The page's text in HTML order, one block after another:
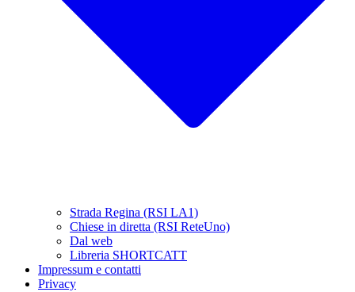
Strada Regina (RSI LA1)
Chiese in diretta (RSI ReteUno)
Dal web
Libreria SHORTCATT
Impressum e contatti
Privacy